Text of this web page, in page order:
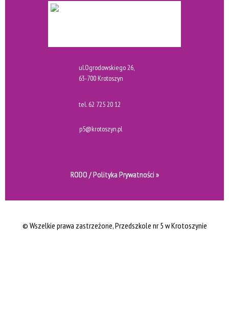
ul.Ogrodowskiego 26,
63-700 Krotoszyn
tel. 62 725 20 12
p5@krotoszyn.pl
RODO / Polityka Prywatności »
© Wszelkie prawa zastrzeżone, Przedszkole nr 5 w Krotoszynie